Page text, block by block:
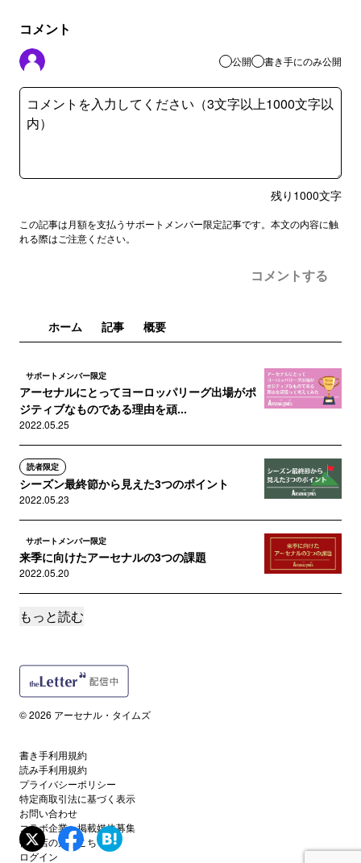
コメント
公開 書き手にのみ公開
残り 1000文字
この記事は月額を支払うサポートメンバー限定記事です。本文の内容に触
れる際はご注意ください。
コメントする
ホーム 記事 概要
サポートメンバー限定
アーセナルにとってヨーロッパリーグ出場がポ
ジティブなものである理由を頑...
2022.05.25
読者限定
シーズン最終節から見えた3つのポイント
2022.05.23
サポートメンバー限定
来季に向けたアーセナルの3つの課題
2022.05.20
サポートメンバー限定
2022.05.13
救世主は少し遅れてやってくる: リーズ戦から見
2022.05.09
サポートメンバー限定
今季のアーセナル躍進の3つの理由
2022.05.04
もっと読む
© 2026 アーセナル・タイムズ
書き手利用規約
読み手利用規約
プライバシーポリシー
特定商取引法に基づく表示
お問い合わせ
コラボ企業・掲載媒体募集
代理店の方はこちら
ログイン